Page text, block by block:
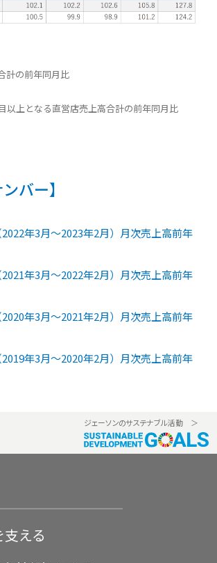
計の前年同月比
以上となる直営店売上高合計の前年同月比
バー】
年3月～2023年2月）月次売上高前年
年3月～2022年2月）月次売上高前年
年3月～2021年2月）月次売上高前年
年3月～2020年2月）月次売上高前年
ジェーソンのサステナブル活動 ＞
える